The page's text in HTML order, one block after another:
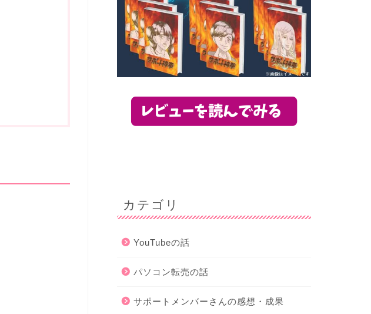
カテゴリ
YouTubeの話
パソコン転売の話
サポートメンバーさんの感想・成果